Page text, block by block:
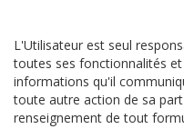
L'Utilisateur est seul
toutes ses fonctionnalités
informations qu'il
toute autre action de sa
renseignement de tout